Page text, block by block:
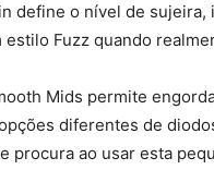
define o nível de
Fuzz quando
Mids permite
diferentes de
procura ao usar esta